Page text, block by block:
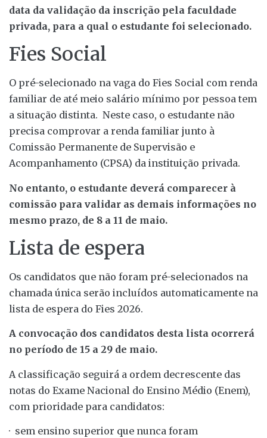
data da validação da inscrição pela faculdade
privada, para a qual o estudante foi selecionado.
Fies Social
O pré-selecionado na vaga do Fies Social com renda
familiar de até meio salário mínimo por pessoa tem
a situação distinta. Neste caso, o estudante não
precisa comprovar a renda familiar junto à
Comissão Permanente de Supervisão e
Acompanhamento (CPSA) da instituição privada.
No entanto, o estudante deverá comparecer à
comissão para validar as demais informações no
mesmo prazo, de 8 a 11 de maio.
Lista de espera
Os candidatos que não foram pré-selecionados na
chamada única serão incluídos automaticamente na
lista de espera do Fies 2026.
A convocação dos candidatos desta lista ocorrerá
no período de 15 a 29 de maio.
A classificação seguirá a ordem decrescente das
notas do Exame Nacional do Ensino Médio (Enem),
com prioridade para candidatos:
· sem ensino superior que nunca foram